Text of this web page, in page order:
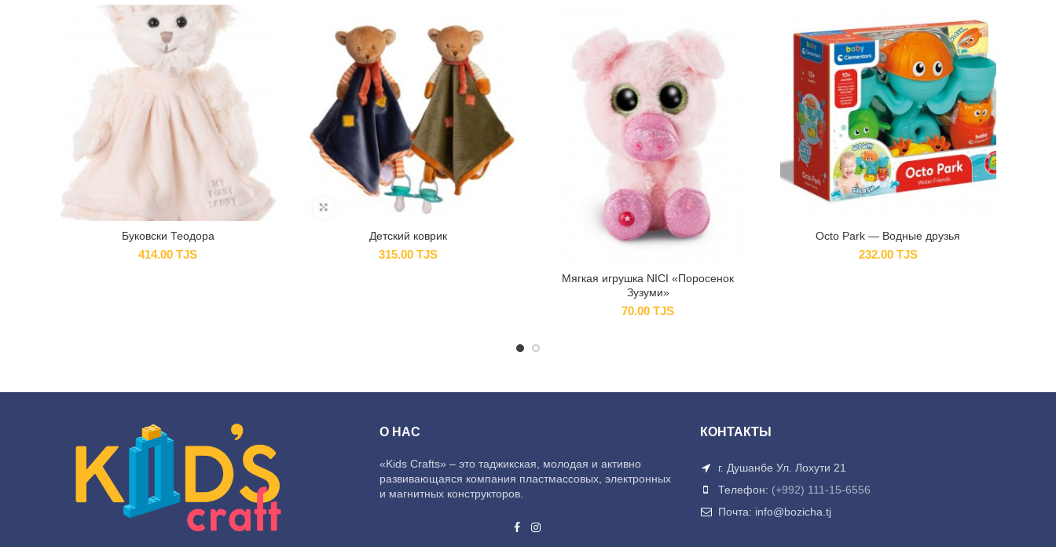
Буковски Теодора
414.00TJS
Детский коврик
315.00 TJS
Мягкая игрушка NICI «Поросенок
Зузуми»
70.00TJS
Octo Park — Водные друзья
232.00 TJS
О НАС
«Kids Crafts» – это таджикская, молодая и активно
развивающаяся компания пластмассовых, электронных
и магнитных конструкторов.
КОНТАКТЫ
г. Душанбе Ул. Лохути 21
Телефон: (+992) 111-15-6556
Почта: info@bozicha.tj